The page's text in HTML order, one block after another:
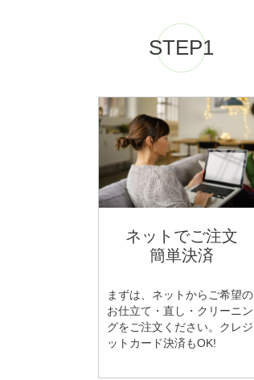
STEP1
ネットでご注文
簡単決済
まずは、ネットからご希望の
お仕立て・直し・クリーニン
グをご注文ください。クレジ
ットカード決済もOK!